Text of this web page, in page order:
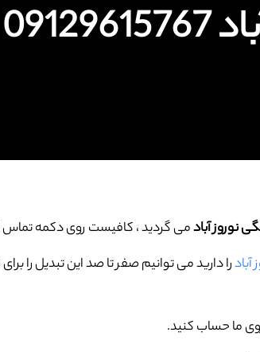
نوروز آبادمی گردید ، کافیست روی دکمه تماس
را دارید می توانیم صفر تا صد این تبدیل را
ما حساب کنید.